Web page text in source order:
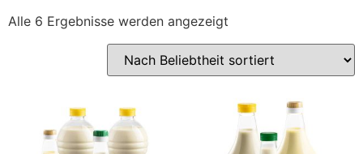
Alle 6 Ergebnisse werden angezeigt